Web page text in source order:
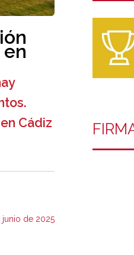
Cádiz
junio de 2025